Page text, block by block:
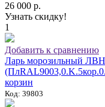
26 000 р.
Узнать скидку!
1
Добавить к сравнению
Ларь морозильный
корзин
Код: 39803